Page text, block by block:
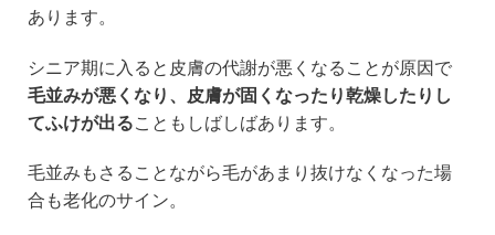
あります。
シニア期に入ると皮膚の代謝が悪くなることが原因で
毛並みが悪くなり、皮膚が固くなったり乾燥したりし
てふけが出ることもしばしばあります。
毛並みもさることながら毛があまり抜けなくなった場
合も老化のサイン。